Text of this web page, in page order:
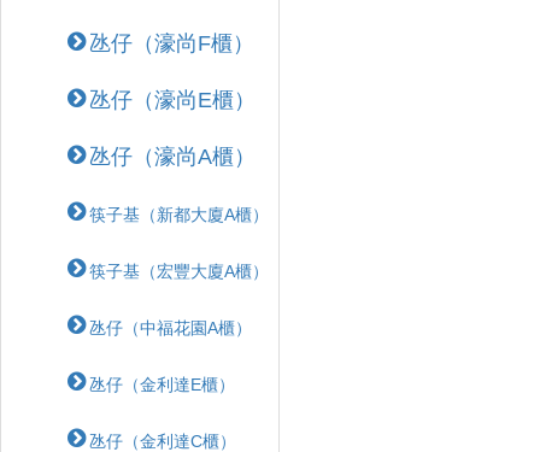
氹仔（濠尚F櫃）
氹仔（濠尚E櫃）
氹仔（濠尚A櫃）
筷子基（新都大廈A櫃）
筷子基（宏豐大廈A櫃）
氹仔（中福花園A櫃）
氹仔（金利達E櫃）
氹仔（金利達C櫃）